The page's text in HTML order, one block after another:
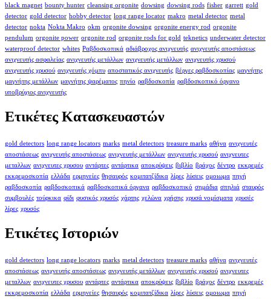
black magnet bounty hunter cleansing orgonite dowsing dowsing rods fisher garrett gold
detector gold detector hobby detector long range locator makro metal detector metal
detector nokta Nokta Makro okm orgonite dowsing orgonite energy rod orgonite
pendulum orgonite power orgonite rod orgonite rods for gold teknetics underwater detector
waterproof detector whites Ραβδοσκοπικά αδιάβροχος ανιχνευτής ανιχνευτής αποστάσεως
ανιχνευτής ασφαλείας ανιχνευτής μετάλλων ανιχνευτής μετάλλων ανιχνευτής χρυσού
ανιχνευτής χρυσού ανιχνευτής χόμπυ αποστατικός ανιχνευτής βέργες ραβδοσκοπίας μαγνήτης
μαγνήτης μετάλλων μαγνήτης ψαρέματος πηνίο ραβδοσκοπία ραβδοσκοπικό όργανο
υποβρύχιος ανιχνευτής
Ετικέτες Κατασκευαστών
gold detectors long range locators marks metal detectors treasure marks αθήνα ανιχνευτές
αποστάσεως ανιχνευτής αποστάσεως ανιχνευτής μετάλλων ανιχνευτής χρυσού ανιχνευτες
μεταλλων ανιχνευτες χρυσου αντάρτες αντάρτικα αποκρύψεις βιβλίο βράχος δέντρο εκκρεμές
εκκρεμοσκοπία ελλάδα ερμηνείες θησαυρός κομιτατζίδικα λίρες λύσεις ομοιωμα πηγή
ραβδοσκοπία ραβδοσκοπικά ραβδοσκοπικά όργανα ραβδοσκοπικό σημάδια σπηλιά σταυρός
συμβουλές τούρκικα φίδι φυσικός χρυσός χάρτης χελώνα χρήσης χρυσά νομίσματα χρυσές
λίρες χρυσός
Ετικέτες Ιστοριών
gold detectors long range locators marks metal detectors treasure marks αθήνα ανιχνευτές
αποστάσεως ανιχνευτής αποστάσεως ανιχνευτής μετάλλων ανιχνευτής χρυσού ανιχνευτες
μεταλλων ανιχνευτες χρυσου αντάρτες αντάρτικα αποκρύψεις βιβλίο βράχος δέντρο εκκρεμές
εκκρεμοσκοπία ελλάδα ερμηνείες θησαυρός κομιτατζίδικα λίρες λύσεις ομοιωμα πηγή